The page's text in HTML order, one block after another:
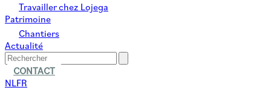
Travailler chez Lojega
Patrimoine
Chantiers
Actualité
CONTACT
NLFR